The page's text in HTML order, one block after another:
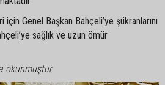
için Genel Başkan Bahçeli’ye şükranlarını
sağlık ve uzun ömür
okunmuştur